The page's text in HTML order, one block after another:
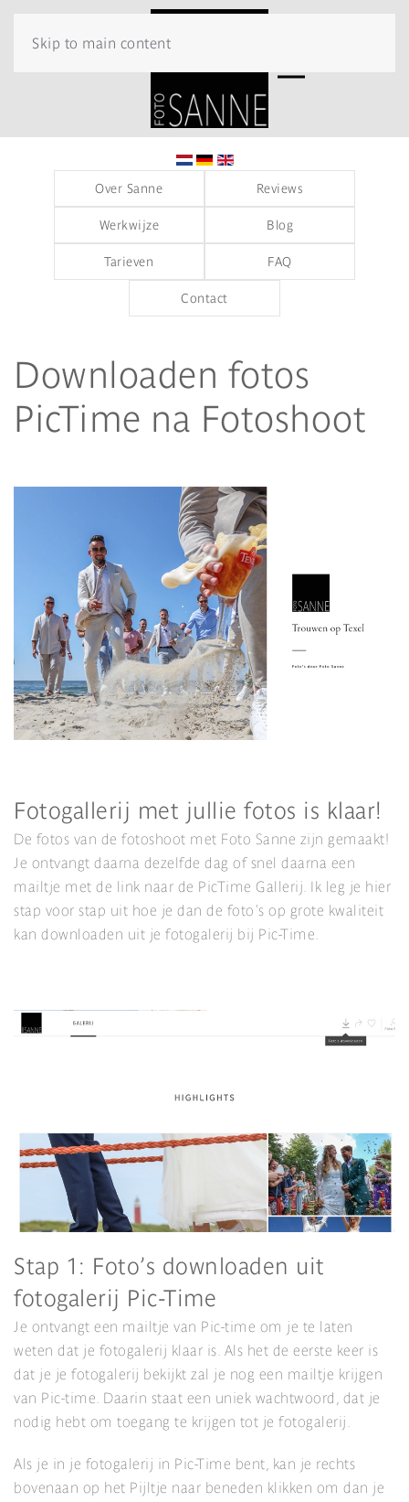
Skip to main content
Over Sanne Reviews
Werkwijze Blog
Tarieven FAQ
Contact
Downloaden fotos
PicTime na Fotoshoot
Fotogallerij met jullie fotos is klaar!
De fotos van de fotoshoot met Foto Sanne zijn gemaakt!
Je ontvangt daarna dezelfde dag of snel daarna een
mailtje met de link naar de PicTime Gallerij. Ik leg je hier
stap voor stap uit hoe je dan de foto's op grote kwaliteit
kan downloaden uit je fotogalerij bij Pic-Time.
Stap 1: Foto’s downloaden uit
fotogalerij Pic-Time
Je ontvangt een mailtje van Pic-time om je te laten
weten dat je fotogalerij klaar is. Als het de eerste keer is
dat je je fotogalerij bekijkt zal je nog een mailtje krijgen
van Pic-time. Daarin staat een uniek wachtwoord, dat je
nodig hebt om toegang te krijgen tot je fotogalerij.
Als je in je fotogalerij in Pic-Time bent, kan je rechts
bovenaan op het Pijltje naar beneden klikken om dan je